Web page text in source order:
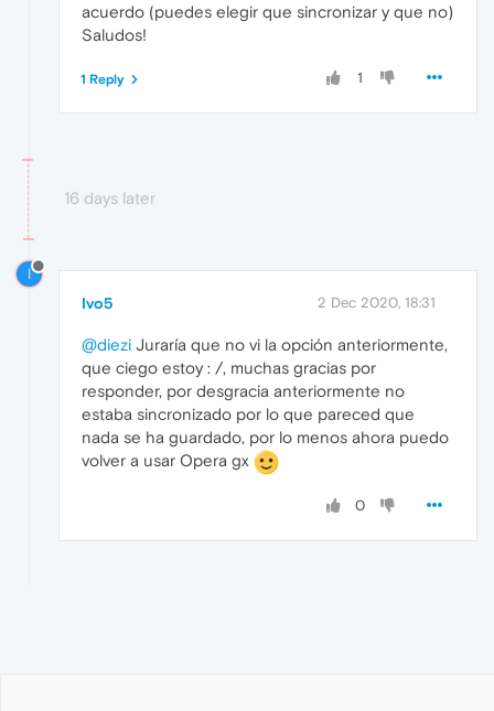
acuerdo (puedes elegir que sincronizar y que no)
Saludos!
1
1 Reply
16 days later
I
Ivo5 2 Dec 2020, 18:31
@diezi Juraría que no vi la opción anteriormente,
que ciego estoy : /, muchas gracias por
responder, por desgracia anteriormente no
estaba sincronizado por lo que pareced que
nada se ha guardado, por lo menos ahora puedo
volver a usar Opera gx
0